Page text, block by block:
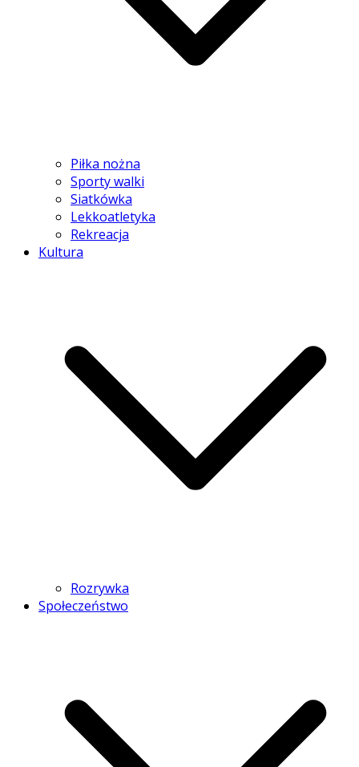
Piłka nożna
Sporty walki
Siatkówka
Lekkoatletyka
Rekreacja
Kultura
Rozrywka
Społeczeństwo